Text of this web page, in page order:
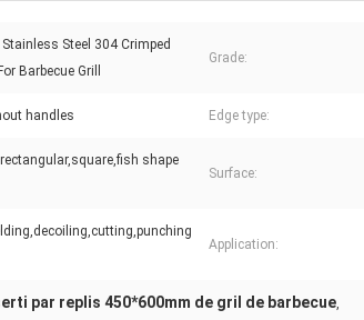
Stainless Steel 304 Crimped
Barbecue Grill
Grade:
handles Edge type:
shape
Surface:
Application:
par replis 450*600mm de gril de barbecue,